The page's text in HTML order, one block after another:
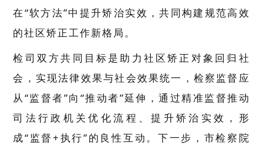
在“软方法”中提升矫治实效，共同构建规范高效
的社区矫正工作新格局。
检司双方共同目标是助力社区矫正对象回归社
会，实现法律效果与社会效果统一，检察监督应
从“监督者”向“推动者”延伸，通过精准监督推动
司法行政机关优化流程、提升矫治实效，形
成“监督+执行”的良性互动。下一步，市检察院